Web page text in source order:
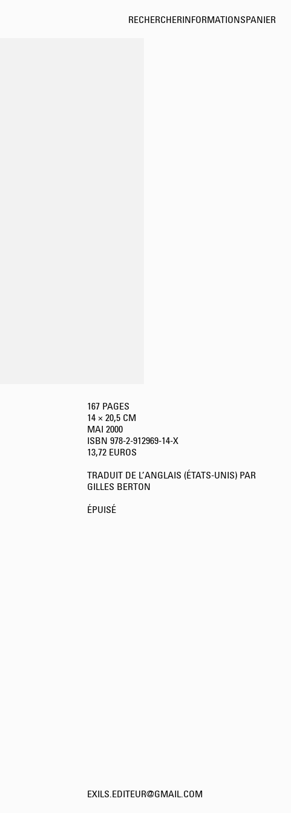
RECHERCHER INFORMATIONS PANIER
167 PAGES
14 × 20,5 CM
MAI 2000
ISBN 978-2-912969-14-X
13,72 EUROS
TRADUIT DE L’ANGLAIS (ÉTATS-UNIS) PAR
GILLES BERTON
ÉPUISÉ
EXILS.EDITEUR@GMAIL.COM